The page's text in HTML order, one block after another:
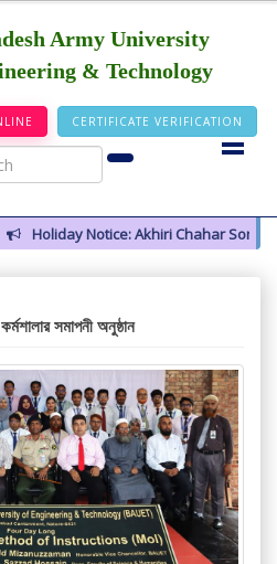
Army University
& Technology
CERTIFICATE VERIFICATION
Holiday Notice: Akhiri Chahar Somba
সমাপনী অনুষ্ঠান